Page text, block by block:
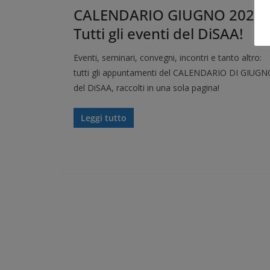
CALENDARIO GIUGNO 2024 –
Tutti gli eventi del DiSAA!
Eventi, seminari, convegni, incontri e tanto altro:
tutti gli appuntamenti del CALENDARIO DI
del DiSAA, raccolti in una sola pagina!
Leggi tutto